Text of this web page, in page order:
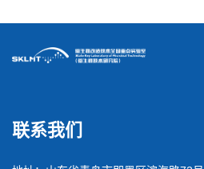
联系我们